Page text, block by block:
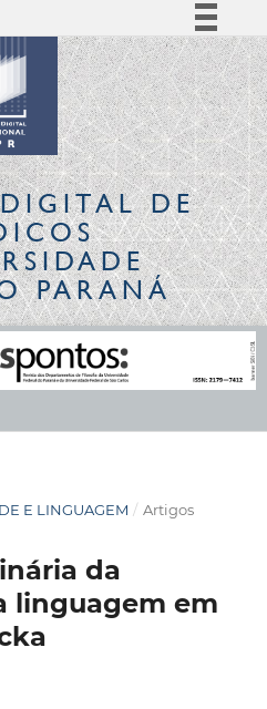
Simplifique!
Comunica BR
Participe
Acesso à informação
Legislação
CanaisDE
PARANÁ
E LINGUAGEM / Artigos
da
linguagem em